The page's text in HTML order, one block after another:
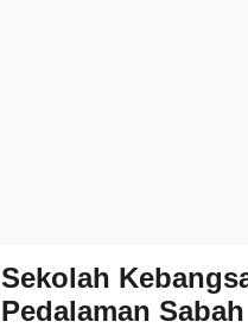
Sekolah
Pedalaman Sabah